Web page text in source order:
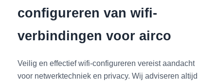
configureren van wifi-
verbindingen voor airco
Veilig en effectief wifi-configureren vereist aandacht
voor netwerktechniek en privacy. Wij adviseren altijd